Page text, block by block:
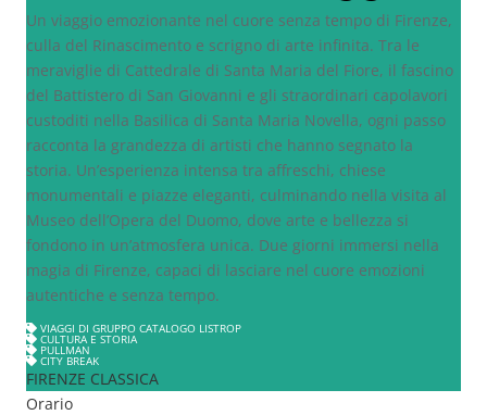
Un viaggio emozionante nel cuore senza tempo di Firenze,
culla del Rinascimento e scrigno di arte infinita. Tra le
meraviglie di Cattedrale di Santa Maria del Fiore, il fascino
del Battistero di San Giovanni e gli straordinari capolavori
custoditi nella Basilica di Santa Maria Novella, ogni passo
racconta la grandezza di artisti che hanno segnato la
storia. Un’esperienza intensa tra affreschi, chiese
monumentali e piazze eleganti, culminando nella visita al
Museo dell’Opera del Duomo, dove arte e bellezza si
fondono in un’atmosfera unica. Due giorni immersi nella
magia di Firenze, capaci di lasciare nel cuore emozioni
autentiche e senza tempo.
VIAGGI DI GRUPPO CATALOGO LISTROP
CULTURA E STORIA
PULLMAN
CITY BREAK
FIRENZE CLASSICA
Orario